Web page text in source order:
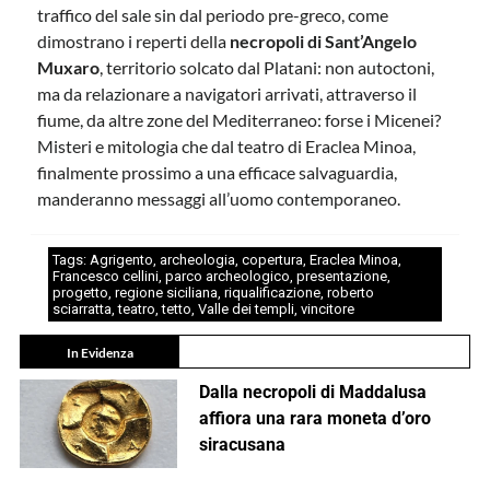
traffico del sale sin dal periodo pre-greco, come
dimostrano i reperti della necropoli di Sant’Angelo
Muxaro, territorio solcato dal Platani: non autoctoni,
ma da relazionare a navigatori arrivati, attraverso il
fiume, da altre zone del Mediterraneo: forse i Micenei?
Misteri e mitologia che dal teatro di Eraclea Minoa,
finalmente prossimo a una efficace salvaguardia,
manderanno messaggi all’uomo contemporaneo.
Tags: Agrigento, archeologia, copertura, Eraclea Minoa,
Francesco cellini, parco archeologico, presentazione,
progetto, regione siciliana, riqualificazione, roberto
sciarratta,teatro,tetto, Valle dei templi, vincitore
In Evidenza
Dalla necropoli di Maddalusa
affiora una rara moneta d’oro
siracusana